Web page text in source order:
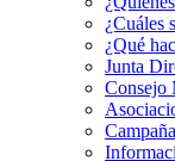
¿Cuáles
¿Qué
Junta
Consejo